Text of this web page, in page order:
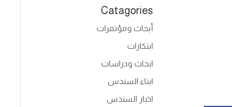
Catagories
أبحاث ومؤتمرات
ابتكارات
ابحاث ودراسات
ابناء السندس
اخبار السندس